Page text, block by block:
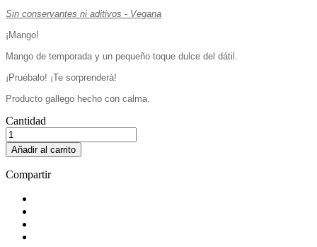
Sin conservantes ni aditivos - Vegana
¡Mango!
Mango de temporada y un pequeño toque dulce del dátil.
¡Pruébalo! ¡Te sorprenderá!
Producto gallego hecho con calma.
Cantidad
Añadir al carrito
Compartir